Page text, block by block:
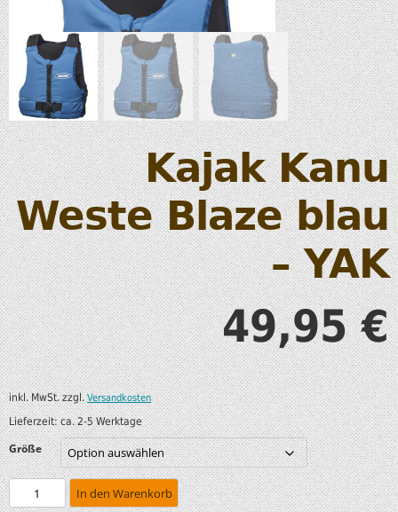
Kajak Kanu
Weste Blaze blau
– YAK
49,95€
inkl. MwSt. zzgl.Versandkosten
Lieferzeit:ca. 2-5 Werktage
Größe
In den Warenkorb